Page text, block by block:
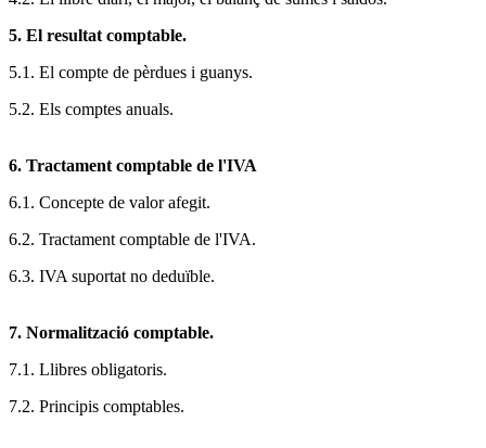
5. El resultat comptable.
5.1. El compte de pèrdues i guanys.
5.2. Els comptes anuals.
6. Tractament comptable de l'IVA
6.1. Concepte de valor afegit.
6.2. Tractament comptable de l'IVA.
6.3. IVA suportat no deduïble.
7. Normalització comptable.
7.1. Llibres obligatoris.
7.2. Principis comptables.